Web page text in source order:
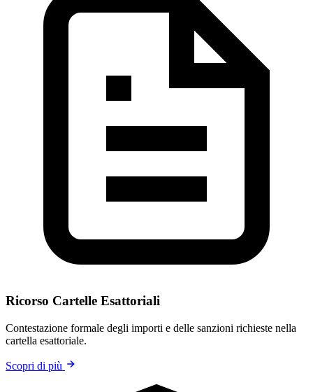
Ricorso Cartelle Esattoriali
Contestazione formale degli importi e delle sanzioni richieste nella
cartella esattoriale.
Scopri di più